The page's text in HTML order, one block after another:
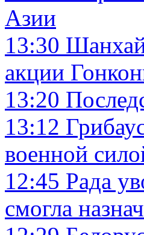
Азии
13:30
акции
13:20
13:12
военной
12:45 Рада
смогла